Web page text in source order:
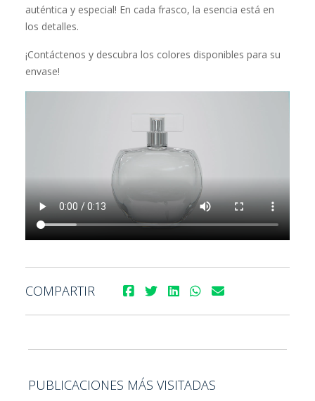
auténtica y especial! En cada frasco, la esencia está en
los detalles.
¡Contáctenos y descubra los colores disponibles para su
envase!
COMPARTIR
PUBLICACIONES MÁS VISITADAS